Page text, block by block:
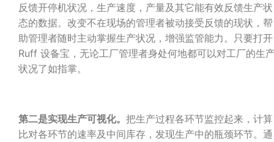
反馈开停机状况，生产速度，产量及其它能有效反馈生产状
态的数据。改变不在现场的管理者被动接受反馈的现状，帮
助管理者随时主动掌握生产状况，增强监管能力。只要打开
Ruff 设备宝，无论工厂管理者身处何地都可以对工厂的生
状况了如指掌。
第二是实现生产可视化。 把生产过程各环节监控起来，计算
比对各环节的速率及中间库存，发现生产中的瓶颈环节。通